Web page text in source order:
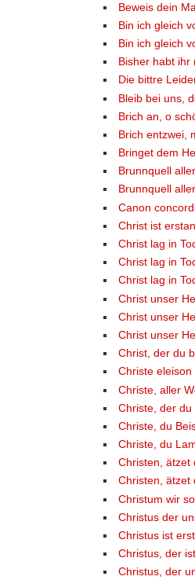
Beweis dein
Bin ich gleich
Bin ich gleich
Bisher habt ihr
Die bittre
Bleib bei uns,
Brich an, o
Brich entzwei,
Bringet dem
Brunnquell
Brunnquell
Canon
Christ ist
Christ lag in
Christ lag in
Christ lag in
Christ unser
Christ unser
Christ unser
Christ, der du
Christe eleison
Christe, aller
Christe, der du
Christe, du
Christe, du
Christen, ätzet
Christen, ätzet
Christum wir
Christus der
Christus ist
Christus, der
Christus, der